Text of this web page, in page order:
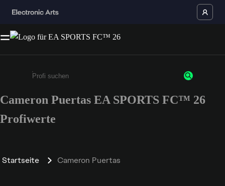
Gib mindestens 3 Zeichen oder Ziffern ein
Cameron Puertas EA SPORTS FC™ 26
Profiwerte
Startseite Cameron Puertas